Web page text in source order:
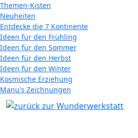
Themen-Kisten
Neuheiten
Entdecke die 7 Kontinente
Ideen für den Frühling
Ideen für den Sommer
Ideen für den Herbst
Ideen für den Winter
Kosmische Erziehung
Manu's Zeichnungen